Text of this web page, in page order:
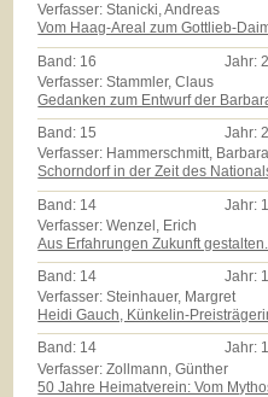
Verfasser: Stanicki, Andreas
Vom Haag-Areal zum Gottlieb-
Band: 16 Jahr:
Verfasser: Stammler, Claus
Gedanken zum Entwurf der
Band: 15 Jahr:
Verfasser: Hammerschmitt, Barbara
Schorndorf in der Zeit des
Band: 14 Jahr:
Verfasser: Wenzel, Erich
Aus Erfahrungen Zukunft gestalten.
Band: 14 Jahr:
Verfasser: Steinhauer, Margret
Heidi Gauch, Künkelin-
Band: 14 Jahr:
Verfasser: Zollmann, Günther
50 Jahre Heimatverein: Vom